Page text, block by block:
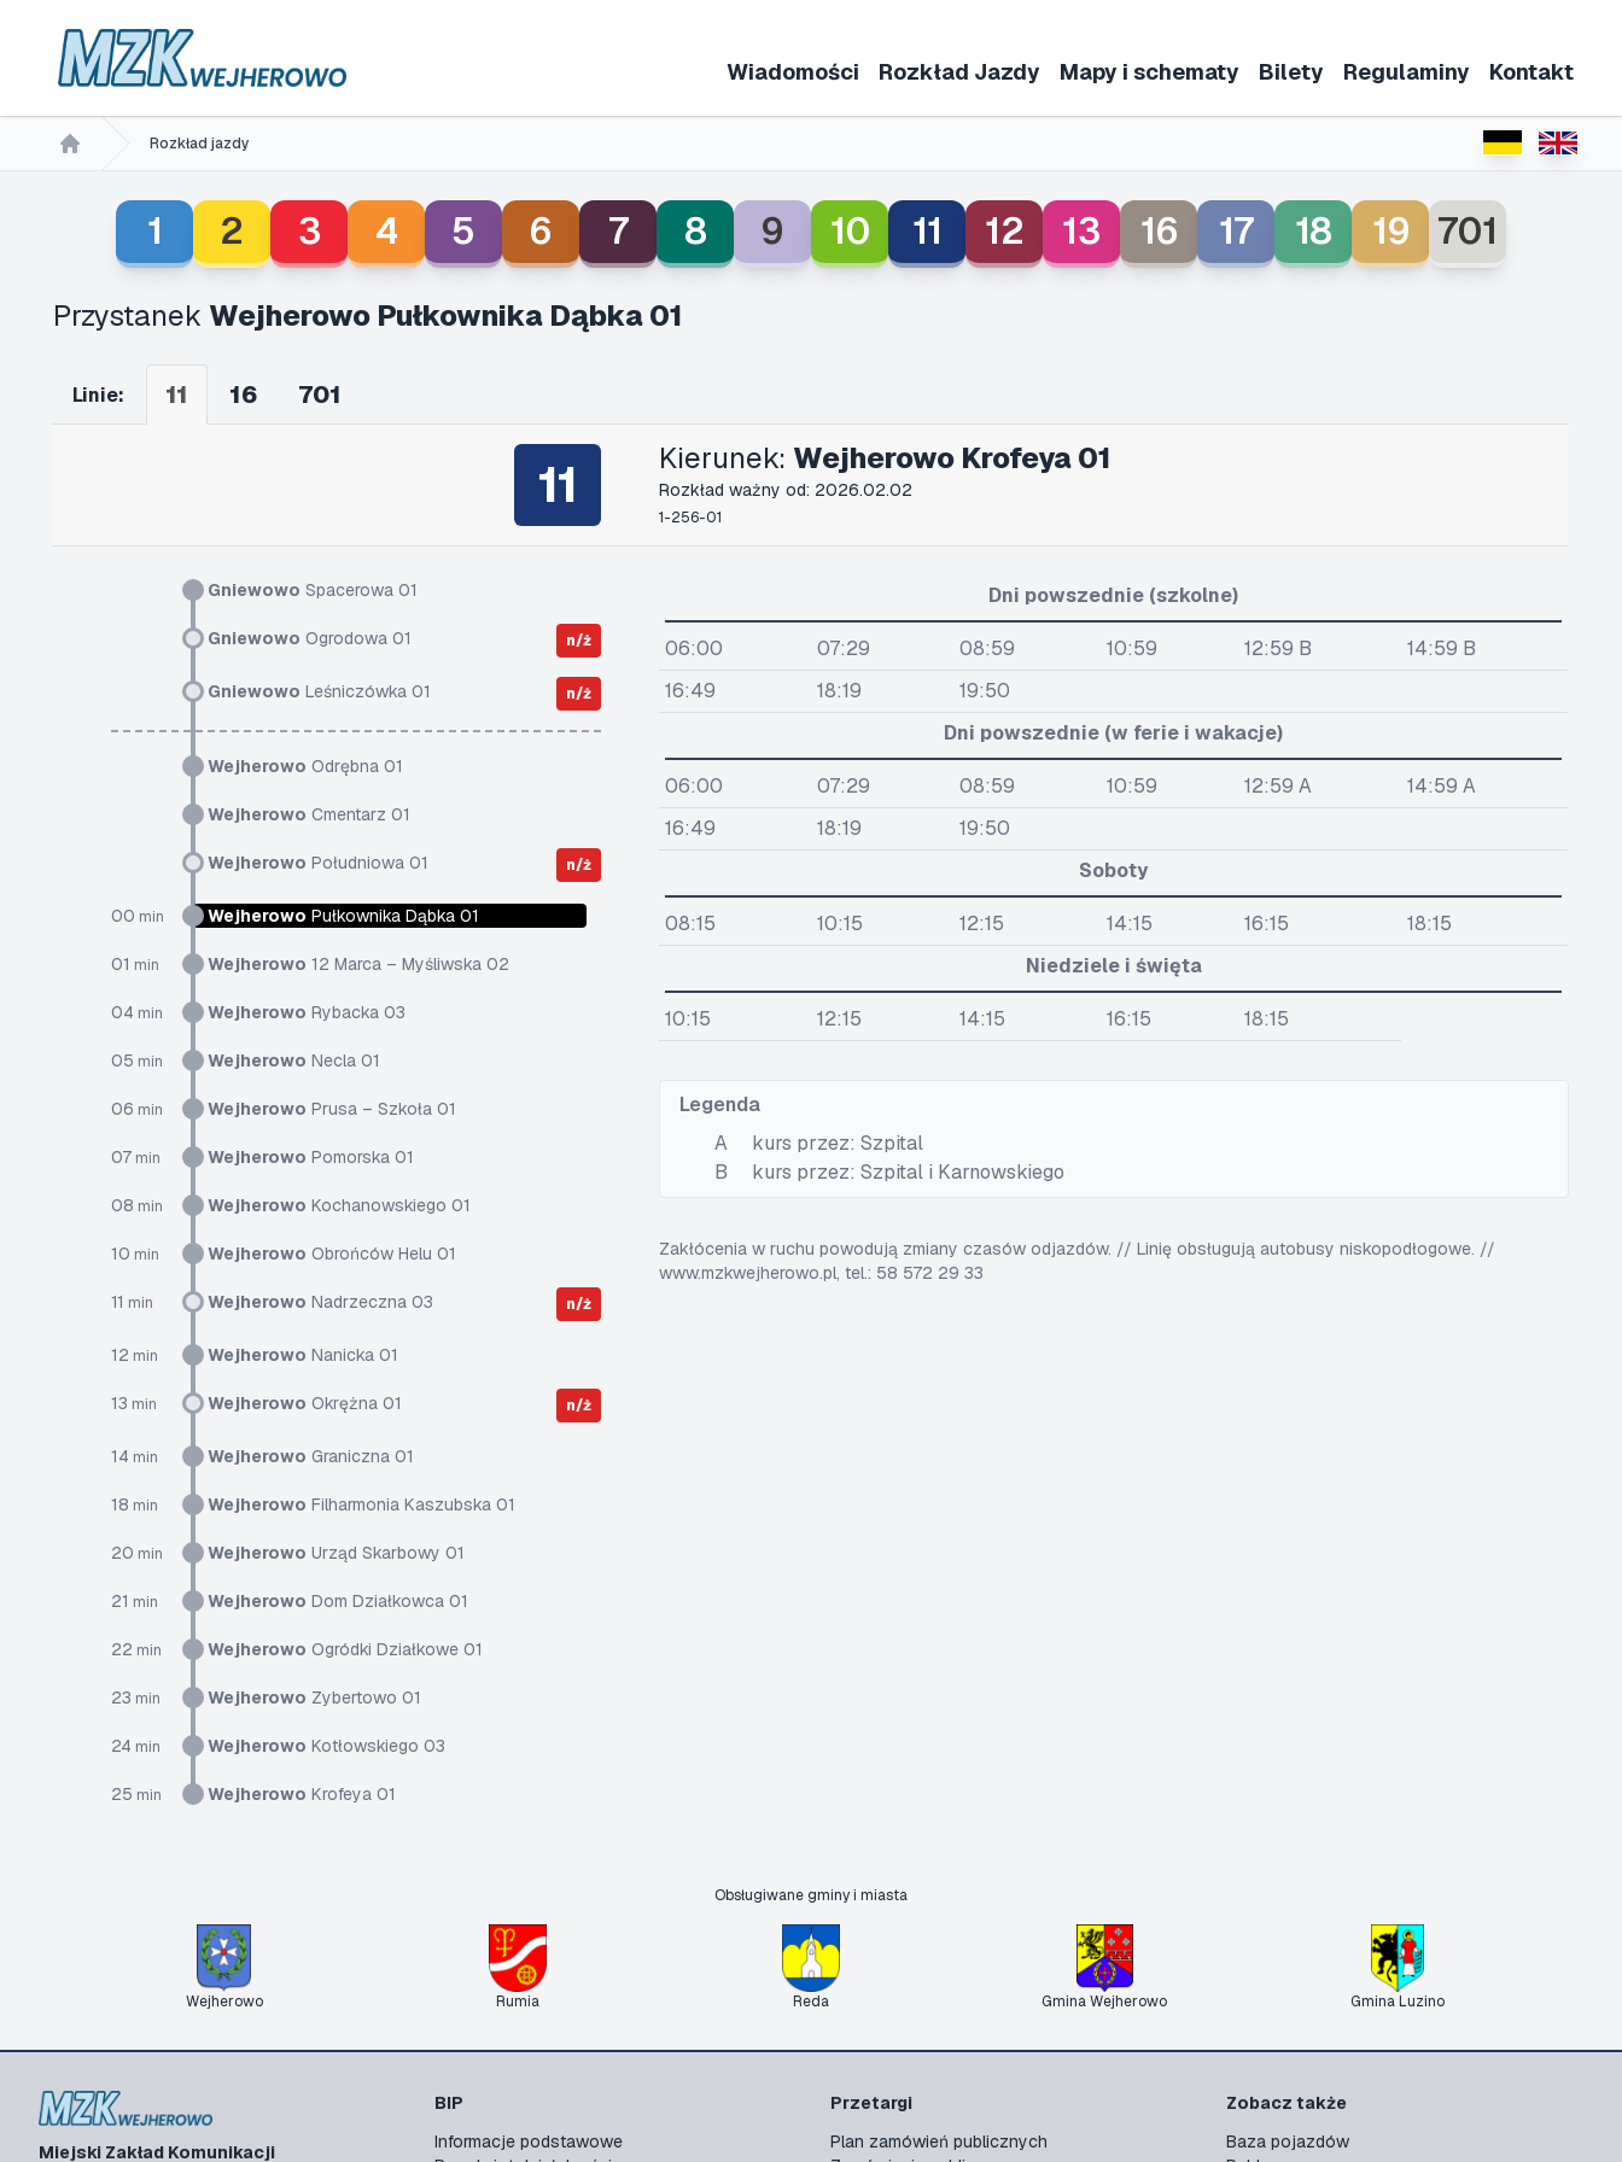
Wiadomości Rozkład Jazdy Mapy i schematy Bilety Regulaminy Kontakt
Rozkład jazdy
1 2 3 4 5 6 7 8 9 10 11 12 13 16 17 18 19 701
Przystanek Wejherowo Pułkownika Dąbka 01
Linie: 11 16 701
11 Kierunek: Wejherowo Krofeya 01
Rozkład ważny od: 2026.02.02
1-256-01
Gniewowo Spacerowa 01
Gniewowo Ogrodowa 01 n/ż
Gniewowo Leśniczówka 01 n/ż
Wejherowo Odrębna 01
Wejherowo Cmentarz 01
Wejherowo Południowa 01 n/ż
00 min Wejherowo Pułkownika Dąbka 01
01 min Wejherowo 12 Marca – Myśliwska 02
04 min Wejherowo Rybacka 03
05 min Wejherowo Necla 01
06 min Wejherowo Prusa – Szkoła 01
07 min Wejherowo Pomorska 01
08 min Wejherowo Kochanowskiego 01
10 min Wejherowo Obrońców Helu 01
11 min Wejherowo Nadrzeczna 03 n/ż
12 min Wejherowo Nanicka 01
13 min Wejherowo Okrężna 01 n/ż
14 min Wejherowo Graniczna 01
18 min Wejherowo Filharmonia Kaszubska 01
20 min Wejherowo Urząd Skarbowy 01
21 min Wejherowo Dom Działkowca 01
22 min Wejherowo Ogródki Działkowe 01
23 min Wejherowo Zybertowo 01
24 min Wejherowo Kotłowskiego 03
25 min Wejherowo Krofeya 01
Dni powszednie (szkolne)
06:00 07:29 08:59 10:59 12:59 B
14:59 B
16:49
18:19
19:50
Dni powszednie (w ferie i wakacje)
06:00 07:29 08:59 10:59 12:59 A
14:59 A
16:49
18:19
19:50
Soboty
08:15 10:15 12:15 14:15 16:15
18:15
Niedziele i święta
10:15 12:15 14:15 16:15 18:15
Legenda
A
kurs przez: Szpital
B
kurs przez: Szpital i Karnowskiego
Zakłócenia w ruchu powodują zmiany czasów odjazdów. // Linię obsługują autobusy niskopodłogowe. //
www.mzkwejherowo.pl, tel.: 58 572 29 33
Obsługiwane gminy i miasta
Wejherowo Rumia Reda Gmina Wejherowo Gmina Luzino
Miejski Zakład Komunikacji
BIP
Informacje podstawowe
Przetargi
Plan zamówień publicznych
Zobacz także
Baza pojazdów